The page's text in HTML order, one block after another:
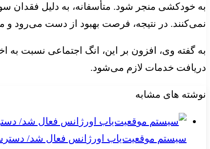
به خودکشی منجر شود. متأسفانه، به دلیل فقدان
نمی‌کنند. در نتیجه، فرصت بهبود از دست می‌رود و
به گفته وی، افزون بر این، انگ اجتماعی نسبت به
دریافت خدمات لازم می‌شود.
نوشته های مشابه
سیستم موقعیت‌یاب اورژانس فعال شد/